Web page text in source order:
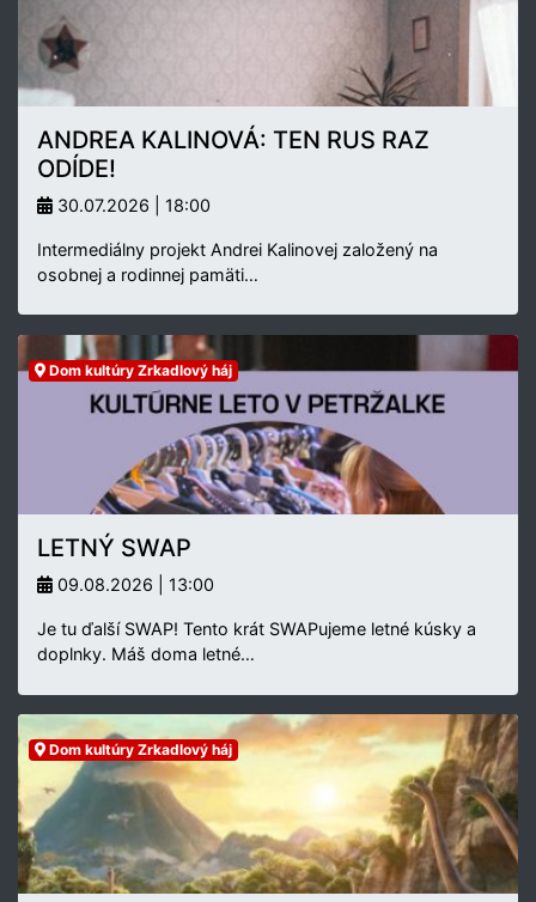
ANDREA KALINOVÁ: TEN RUS RAZ
ODÍDE!
30.07.2026 | 18:00
Intermediálny projekt Andrei Kalinovej založený na
osobnej a rodinnej pamäti…
Dom kultúry Zrkadlový háj
LETNÝ SWAP
09.08.2026 | 13:00
Je tu ďalší SWAP! Tento krát SWAPujeme letné kúsky a
doplnky. Máš doma letné…
Dom kultúry Zrkadlový háj